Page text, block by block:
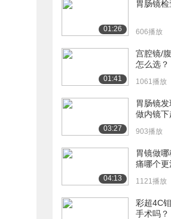
01:26
胃肠镜
606播放
01:41
宫腔镜/
怎么选？
1061播放
03:27
胃肠镜
做内镜下
903播放
04:13
胃镜做
痛哪个更
1121播放
彩超4C
手术吗？